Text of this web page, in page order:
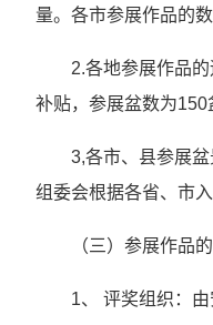
量。各市参展作品的
2.各地参展作品
补贴，参展盆数为150
3,各市、县参展
组委会根据各省、市
（三）参展作品
1、 评奖组织：